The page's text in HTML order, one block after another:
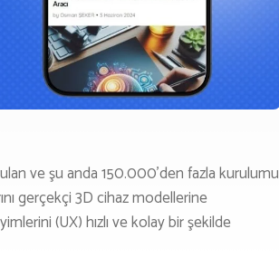
ve şu anda 150.000’den fazla kurulumu
gerçekçi 3D cihaz modellerine
(UX) hızlı ve kolay bir şekilde